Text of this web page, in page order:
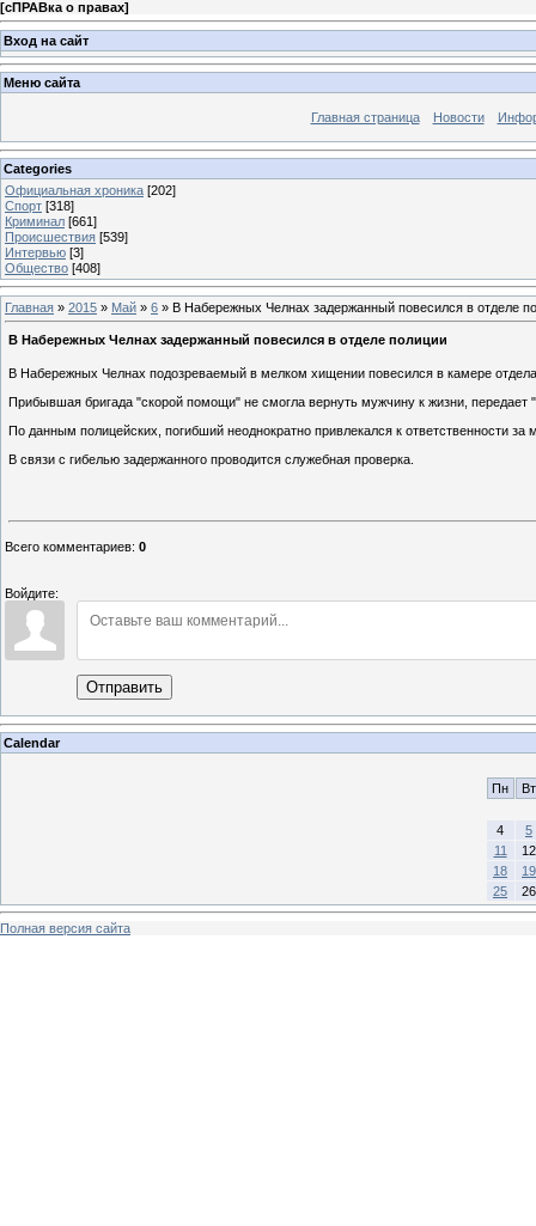
[сПРАВка о правах]
Вход на сайт
Меню сайта
Главная страница Новости
Categories
Официальная хроника [202]
Спорт [318]
Криминал [661]
Происшествия [539]
Интервью [3]
Общество [408]
Главная » 2015 » Май » 6 » В Набережных Челнах задержанный повесился в отделе
В Набережных Челнах задержанный повесился в отделе полиции
В Набережных Челнах подозреваемый в мелком хищении повесился в камере
Прибывшая бригада "скорой помощи" не смогла вернуть мужчину к жизни, передает "
По данным полицейских, погибший неоднократно привлекался к ответственности за
В связи с гибелью задержанного проводится служебная проверка.
Всего комментариев: 0
Войдите:
Отправить
Calendar
Пн Вт
4
5
11
12
18
19
25
26
Полная версия сайта